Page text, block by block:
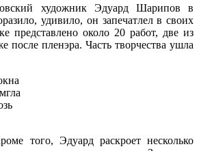
художник Эдуард Шарипов в
удивило, он запечатлел в своих
представлено около 20 работ, две из
после пленэра. Часть творчества ушла
того, Эдуард раскроет несколько